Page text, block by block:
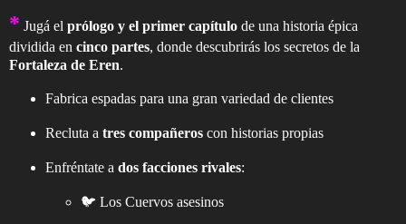
* Jugá el prólogo y el primer capítulo de una historia épica
dividida en cinco partes, donde descubrirás los secretos de la
Fortaleza de Eren.
Fabrica espadas para una gran variedad de clientes
Recluta a tres compañeroscon historias propias
Enfréntate a dos facciones rivales:
🐦 Los Cuervos asesinos